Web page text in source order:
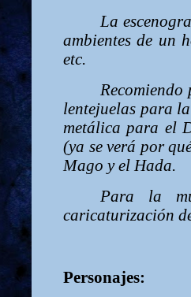
La
ambientes de un
etc.
lentejuelas para
metálica para el
(ya se verá por
Mago y el Hada.
Para la
caricaturización
Personajes: